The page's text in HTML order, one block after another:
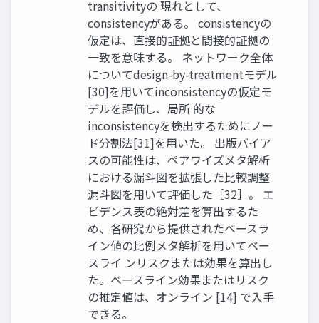
transitivityの 現れとして、
consistencyがある。 consistencyの
仮定は、直接的証拠と間接的証拠の
一致を意味する。 ネットワーク全体
についてdesign-by-treatmentモデル
[30]を用いてinconsistencyの仮定モ
デルを評価し、局所 的な
inconsistencyを検出するためにノー
ド分割法[31]を用いた。 出版バイア
スの可能性は、ペアワイズメタ解析
における漏斗図を拡張した比較調整
漏斗図を用いて評価した［32］。 エ
ビデンス表の絶対差を算出するた
め、各研究から提供されたベースラ
イン値の比例メタ解析を用いてベー
スライ ンリスクまたは効果を算出し
た。ベースライン効果またはリスク
の推定値は、オンライン [14] で入手
できる。